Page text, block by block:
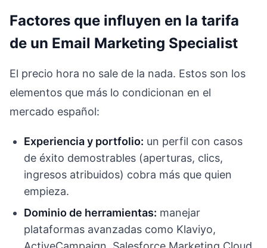
Factores que influyen en la tarifa
de un Email Marketing Specialist
El precio hora no sale de la nada. Estos son los
elementos que más lo condicionan en el
mercado español:
Experiencia y portfolio: un perfil con casos
de éxito demostrables (aperturas, clics,
ingresos atribuidos) cobra más que quien
empieza.
Dominio de herramientas: manejar
plataformas avanzadas como Klaviyo,